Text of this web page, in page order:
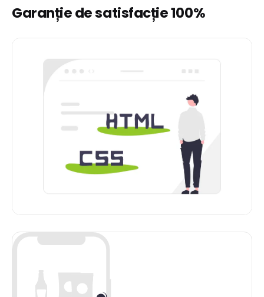
Garanție de satisfacție 100%